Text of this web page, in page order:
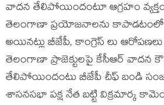
వాదన తేలిపోయిందంటూ ఆగ్రహం
తెలంగాణా ప్రయోజనాలను
అయినట్లు బీజేపీ, కాంగ్రెస్ లు
తెలంగాణా ప్రాజెక్టులపై కేసీఆర్ వాదన
తేలిపోయిందంటు బీజేపీ చీఫ్ బండి
శాసనసభా పక్ష నేత బట్టి విక్రమార్క